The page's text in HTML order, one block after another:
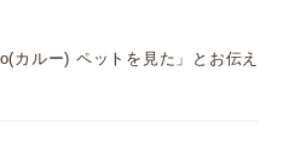
カルー) ペットを見た」とお伝え